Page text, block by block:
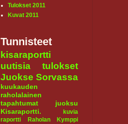
Tulokset 2011
Kuvat 2011
Tunnisteet
kisaraportti
uutisia
tulokset
Juokse Sorvassa
kuukauden
raholalainen
tapahtumat
juoksu
Kisaraportti.
kuvia
raportti
Raholan Kymppi